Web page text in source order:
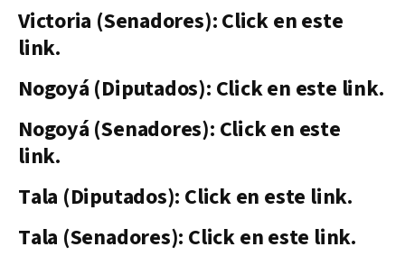
Victoria (Senadores): Click en este
link.
Nogoyá (Diputados): Click en este link.
Nogoyá (Senadores): Click en este
link.
Tala (Diputados): Click en este link.
Tala (Senadores): Click en este link.